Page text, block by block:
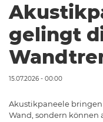
gelingt
15.07.2026 - 00:00
Akustikpaneele
Wand, sondern können